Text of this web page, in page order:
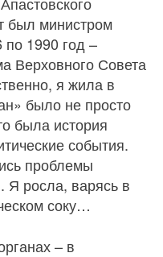
был министром
1990 год –
Верховного Совета
я жила в
было не просто
была история
события.
проблемы
Я росла, варясь в
соку…
– в